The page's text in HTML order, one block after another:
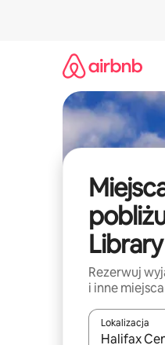
Library
Rezerwuj
i inne
Lokalizacja
Gdy wyniki